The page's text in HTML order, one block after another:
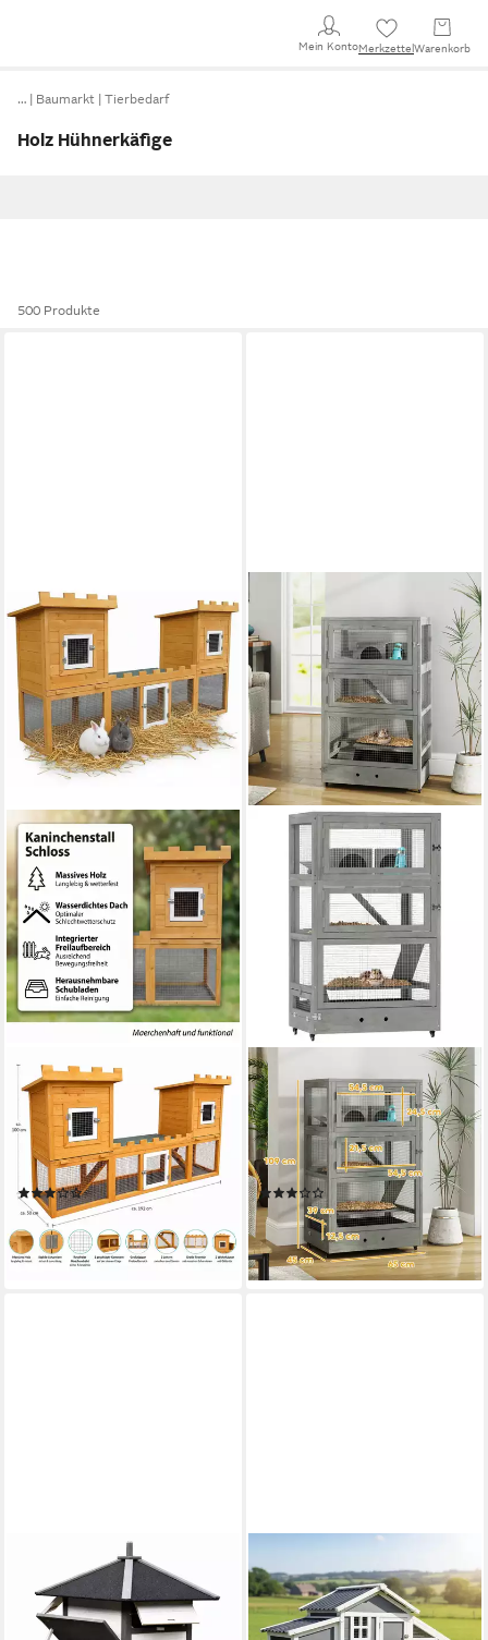
Mein KontoMerkzettel Warenkorb
… Baumarkt Tierbedarf
Holz Hühnerkäfige
500 Produkte
MUCOLA
Kleintierkäfig Kleintierstall
Hasenstall Freigehege Haus
Schloss Kaninchenstall Käfig,
bodenfrei
(5)
151,80 € UVP289,90 €
-48%
lieferbar - in 3-4 Werktagen bei dir
PAWHUT
Kleintierkäfig mit Hütten,
Wippe, Palette, Futterschalen,
mit Schloss, Rampen, Rollen,
Grau
142,99 € UVP271,90 €
-47%
lieferbar - in 2-3 Werktagen bei dir